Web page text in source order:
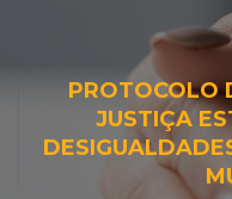
PROTOCOLO
JUSTIÇA